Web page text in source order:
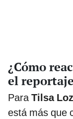
¿Cómo
el
ParaTilsa
está más que